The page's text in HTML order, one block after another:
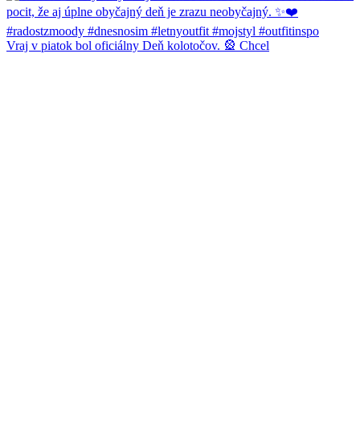
Vraj v piatok bol oficiálny Deň kolotočov. 🎡 Chcel